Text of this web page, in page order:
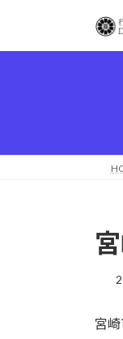
テ
ゲ
宮